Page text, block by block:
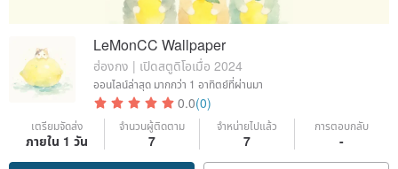
LeMonCC Wallpaper
ฮ่องกง | เปิดสตูดิโอเมื่อ 2024
ออนไลน์ล่าสุด มากกว่า 1 อาทิตย์ที่ผ่านมา
0.0(0)
เตรียมจัดส่ง
ภายใน 1 วัน
จำนวนผู้ติดตาม
7
จำหน่ายไปแล้ว
7
การตอบกลับ
-
Claim coupon